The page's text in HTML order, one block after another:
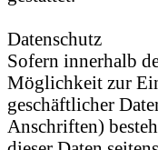
Datenschutz
Sofern innerhalb
Möglichkeit zur
geschäftlicher
Anschriften)